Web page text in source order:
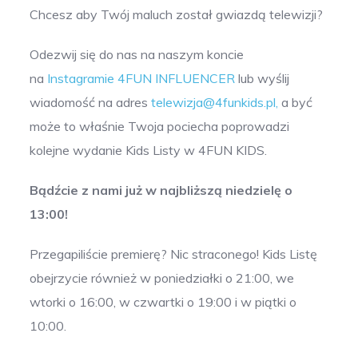
Chcesz aby Twój maluch został gwiazdą telewizji?
Odezwij się do nas na naszym koncie
na Instagramie 4FUN INFLUENCER lub wyślij
wiadomość na adrestelewizja@4funkids.pl, a być
może to właśnie Twoja pociecha poprowadzi
kolejne wydanie Kids Listy w 4FUN KIDS.
Bądźcie z nami już w najbliższą niedzielę o
13:00!
Przegapiliście premierę? Nic straconego! Kids Listę
obejrzycie również w poniedziałki o 21:00, we
wtorki o 16:00, w czwartki o 19:00 i w piątki o
10:00.